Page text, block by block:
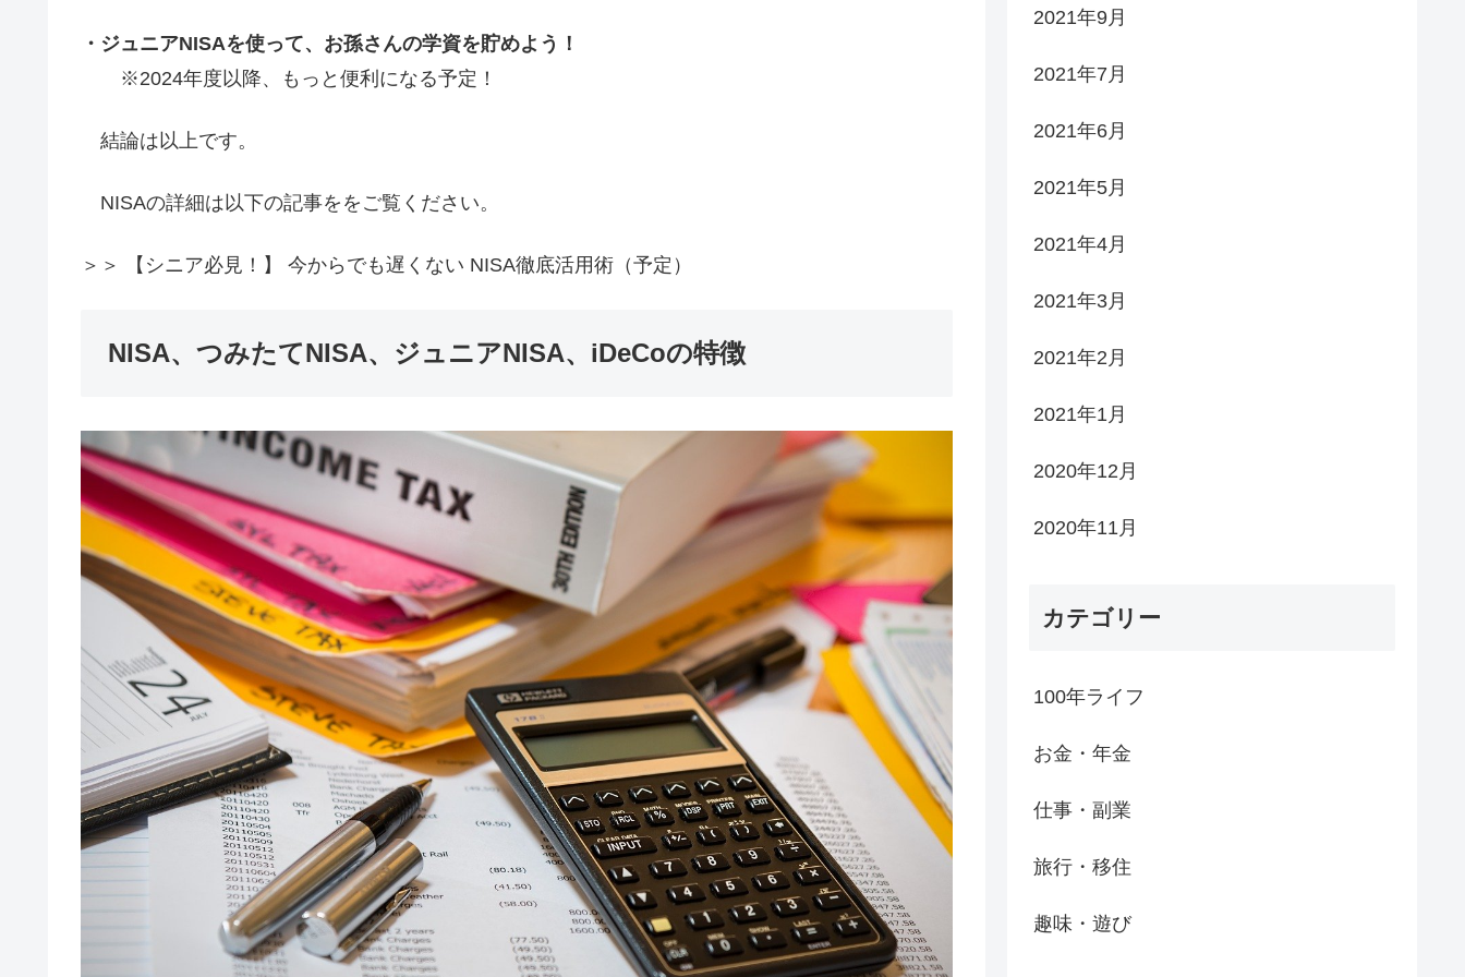
・ジュニアNISAを使って、お孫さんの学資を貯めよう！
※2024年度以降、もっと便利になる予定！
結論は以上です。
NISAの詳細は以下の記事ををご覧ください。
＞＞ 【シニア必見！】 今からでも遅くない NISA徹底活用術（予定）
NISA、つみたてNISA、ジュニアNISA、iDeCoの特徴
2021年9月
2021年7月
2021年6月
2021年5月
2021年4月
2021年3月
2021年2月
2021年1月
2020年12月
2020年11月
カテゴリー
100年ライフ
お金・年金
仕事・副業
旅行・移住
趣味・遊び